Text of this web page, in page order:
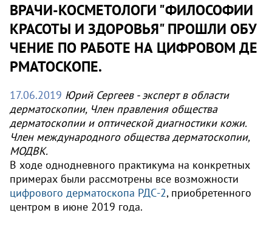
ВРАЧИ-КОСМЕТОЛОГИ "ФИЛОСОФИИ
КРАСОТЫ И ЗДОРОВЬЯ" ПРОШЛИ ОБУ
ЧЕНИЕ ПО РАБОТЕ НА ЦИФРОВОМ ДЕ
РМАТОСКОПЕ.
17.06.2019 Юрий Сергеев - эксперт в области
дерматоскопии, Член правления общества
дерматоскопии и оптической диагностики кожи.
Член международного общества дерматоскопии,
МОДВК.
В ходе однодневного практикума на конкретных
примерах были рассмотрены все возможности
цифрового дерматоскопа РДС-2, приобретенного
центром в июне 2019 года.